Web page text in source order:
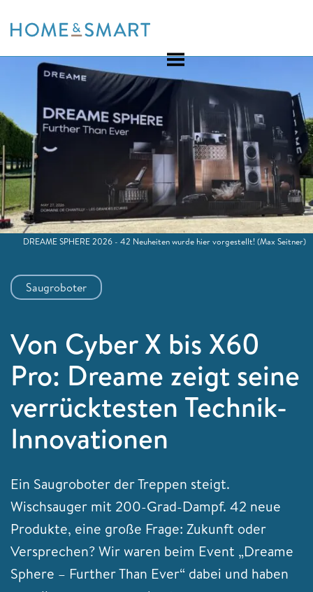
to
Saugroboter
Von Cyber X bis X60
Pro: Dreame zeigt seine
verrücktesten Technik-
Innovationen
Ein Saugroboter der Treppen steigt.
Wischsauger mit 200-Grad-Dampf. 42 neue
Produkte, eine große Frage: Zukunft oder
Versprechen? Wir waren beim Event „Dreame
Sphere – Further Than Ever“ dabei und haben
DREAME SPHERE 2026 - 42 Neuheiten wurde hier vorgestellt!(Max Seitner)